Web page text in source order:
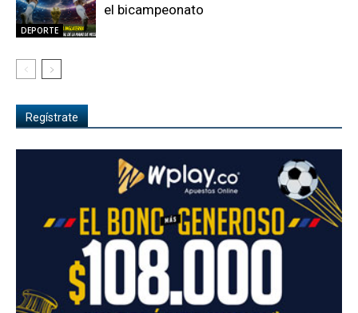
DEPORTE
el bicampeonato
Regístrate